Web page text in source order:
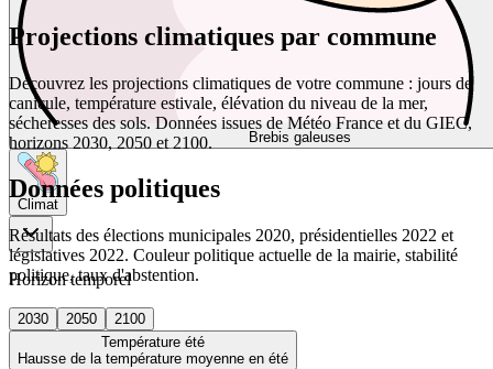
Brebis galeuses
Climat
Horizon temporel
2030 2050
2100
Température été
Hausse de la température moyenne en été
Projections climatiques par commune
Découvrez les projections climatiques de votre commune : jours de
canicule, température estivale, élévation du niveau de la mer,
sécheresses des sols. Données issues de Météo France et du GIEC,
horizons 2030, 2050 et 2100.
Données politiques
Résultats des élections municipales 2020, présidentielles 2022 et
législatives 2022. Couleur politique actuelle de la mairie, stabilité
politique, taux d'abstention.